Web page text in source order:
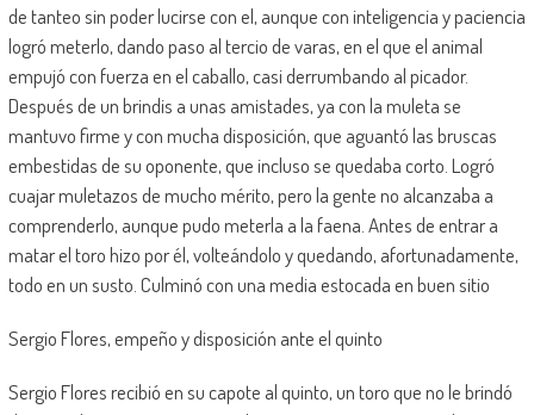
de tanteo sin poder lucirse con el, aunque con inteligencia y paciencia
logró meterlo, dando paso al tercio de varas, en el que el animal
empujó con fuerza en el caballo, casi derrumbando al picador.
Después de un brindis a unas amistades, ya con la muleta se
mantuvo firme y con mucha disposición, que aguantó las bruscas
embestidas de su oponente, que incluso se quedaba corto. Logró
cuajar muletazos de mucho mérito, pero la gente no alcanzaba a
comprenderlo, aunque pudo meterla a la faena. Antes de entrar a
matar el toro hizo por él, volteándolo y quedando, afortunadamente,
todo en un susto. Culminó con una media estocada en buen sitio
Sergio Flores, empeño y disposición ante el quinto
Sergio Flores recibió en su capote al quinto, un toro que no le brindó